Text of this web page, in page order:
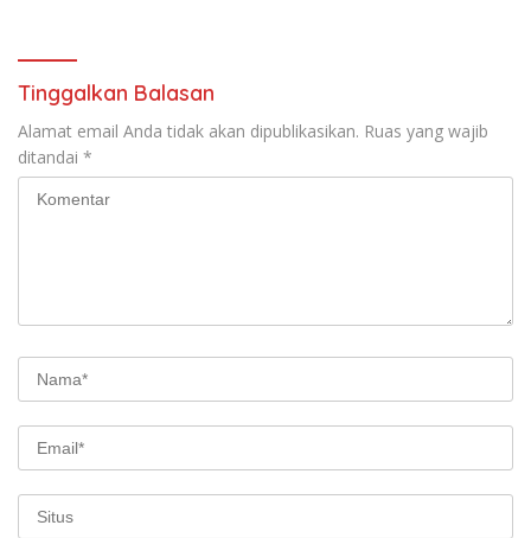
Tinggalkan Balasan
Alamat email Anda tidak akan dipublikasikan. Ruas yang wajib
ditandai *